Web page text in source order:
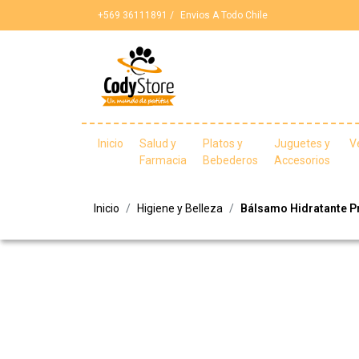
+569 36111891 / Envios A Todo Chile
Inicio
Salud y
Farmacia
Platos y
Bebederos
Juguetes y
Accesorios
Inicio Higiene y Belleza Bálsamo Hidratante